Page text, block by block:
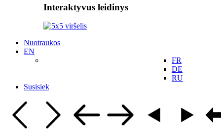
Interaktyvus leidinys
Nuotraukos
EN
FR
DE
RU
Susisiek